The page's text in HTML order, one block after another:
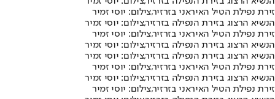
זירת נפילת הטיל האיראני בזרזיר,צילום: יוסי זמיר
הנשיא הרצוג בזירת הנפילה בזרזיר,צילום: יוסי זמיר
זירת נפילת הטיל האיראני בזרזיר,צילום: יוסי זמיר
הנשיא הרצוג בזירת הנפילה בזרזיר,צילום: יוסי זמיר
הנשיא הרצוג בזירת הנפילה בזרזיר,צילום: יוסי זמיר
זירת נפילת הטיל האיראני בזרזיר,צילום: יוסי זמיר
הנשיא הרצוג בזירת הנפילה בזרזיר,צילום: יוסי זמיר
זירת נפילת הטיל האיראני בזרזיר,צילום: יוסי זמיר